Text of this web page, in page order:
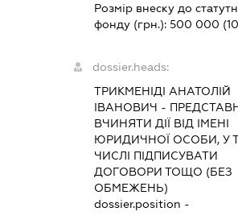
Розмір внеску до
фонду (грн.):500 000
dossier.heads:
ТРИКМЕНІДІ АНАТОЛІЙ
ІВАНОВИЧ -
ВЧИНЯТИ ДІЇ ВІД ІМЕНІ
ЮРИДИЧНОЇ ОСОБИ, У
ЧИСЛІ ПІДПИСУВАТИ
ДОГОВОРИ ТОЩО (БЕЗ
ОБМЕЖЕНЬ)
dossier.position -